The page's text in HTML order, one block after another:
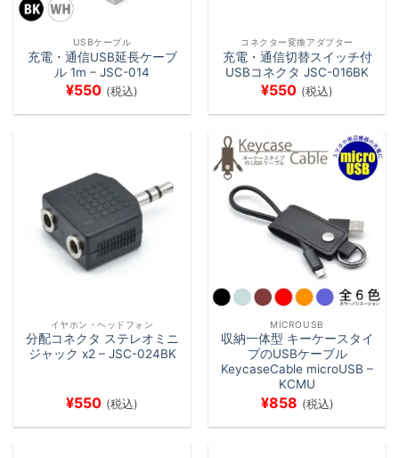
USBケーブル
充電・通信USB延長ケーブ
ル 1m – JSC-014
¥550 (税込)
コネクター変換アダプター
充電・通信切替スイッチ付
USBコネクタ JSC-016BK
¥550 (税込)
イヤホン・ヘッドフォン
分配コネクタ ステレオミニ
ジャック x2 – JSC-024BK
¥550 (税込)
MICROUSB
収納一体型 キーケースタイ
プのUSBケーブル
KeycaseCable microUSB –
KCMU
¥858 (税込)